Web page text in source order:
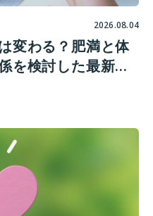
2026.08.04
変わる？肥満と体
を検討した最新研